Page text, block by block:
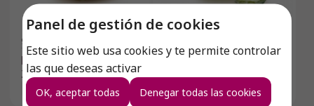
Panel de gestión de cookies
Este sitio web usa cookies y te permite controlar
las que deseas activar
OK, aceptar todas
Denegar todas las cookies
92782
HELADO DE WASABI
2,5L
2,5 l / bote
QUESO DE CABRA